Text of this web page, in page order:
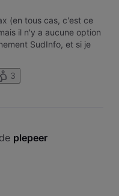
(en tous cas, c'est ce
il n'y a aucune option
SudInfo, et si je
chose m'a échappé
3
plepeer